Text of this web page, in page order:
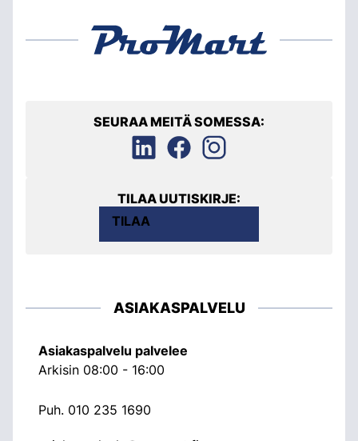
SEURAA MEITÄ SOMESSA:
TILAA UUTISKIRJE:
TILAA
ASIAKASPALVELU
Asiakaspalvelu palvelee
Arkisin 08:00 - 16:00
Puh. 010 235 1690